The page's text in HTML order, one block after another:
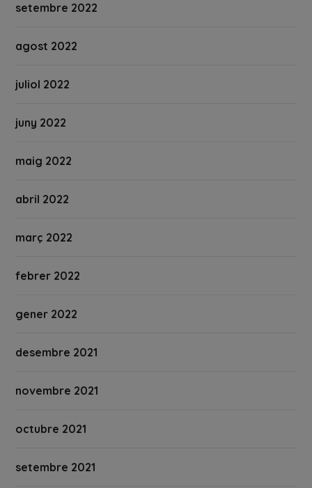
setembre 2022
agost 2022
juliol 2022
juny 2022
maig 2022
abril 2022
març 2022
febrer 2022
gener 2022
desembre 2021
novembre 2021
octubre 2021
setembre 2021